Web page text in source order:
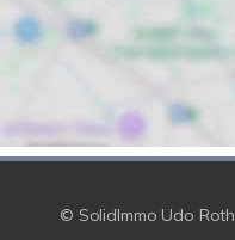
© SolidImmo Udo Roth